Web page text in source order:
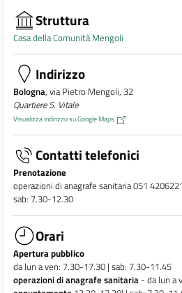
Struttura
Casa della Comunità Mengoli
Indirizzo
Bologna, via Pietro Mengoli, 32
Quartiere S. Vitale
Visualizza indirizzo su Google Maps
Contatti telefonici
Prenotazione
operazioni di anagrafe sanitaria 051
sab: 7.30-12.30
Orari
Apertura pubblico
da lun a ven: 7.30-17.30 | sab: 7.30-11.45
operazioni di anagrafe sanitaria- da lun a